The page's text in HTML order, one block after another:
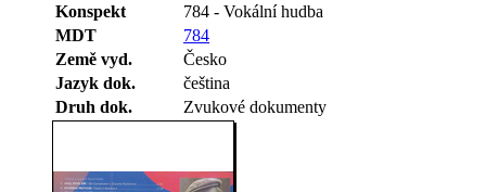
Konspekt
784 - Vokální hudba
MDT
784
Země vyd.
Česko
Jazyk dok.
čeština
Druh dok.
Zvukové dokumenty